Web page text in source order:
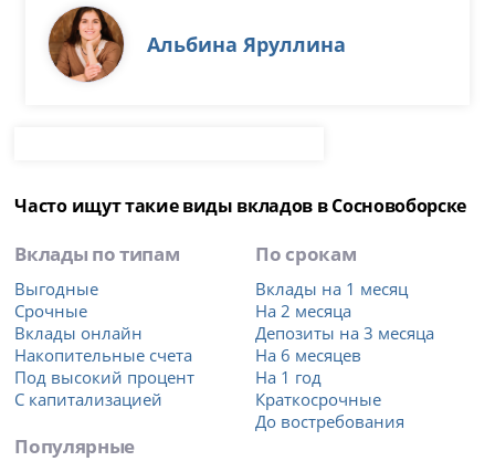
Альбина Яруллина
Часто ищут такие виды вкладов в Сосновоборске
Вклады по типам
Выгодные
Срочные
Вклады онлайн
Накопительные счета
Под высокий процент
С капитализацией
Популярные
По срокам
Вклады на 1 месяц
На 2 месяца
Депозиты на 3 месяца
На 6 месяцев
На 1 год
Краткосрочные
До востребования